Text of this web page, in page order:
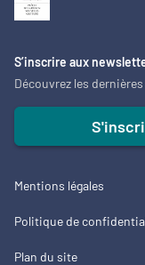
S’inscrire aux
Découvrez les
Mentions légales
Politique de
Plan du site